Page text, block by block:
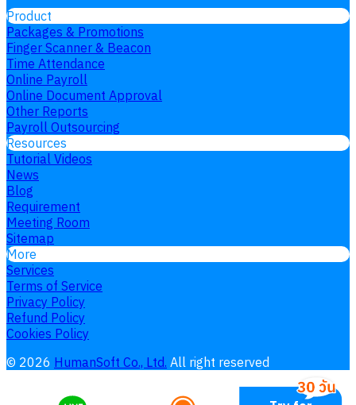
Product
Packages & Promotions
Finger Scanner & Beacon
Time Attendance
Online Payroll
Online Document Approval
Other Reports
Payroll Outsourcing
Resources
Tutorial Videos
News
Blog
Requirement
Meeting Room
Sitemap
More
Services
Terms of Service
Privacy Policy
Refund Policy
Cookies Policy
© 2026 HumanSoft Co., Ltd. All right reserved